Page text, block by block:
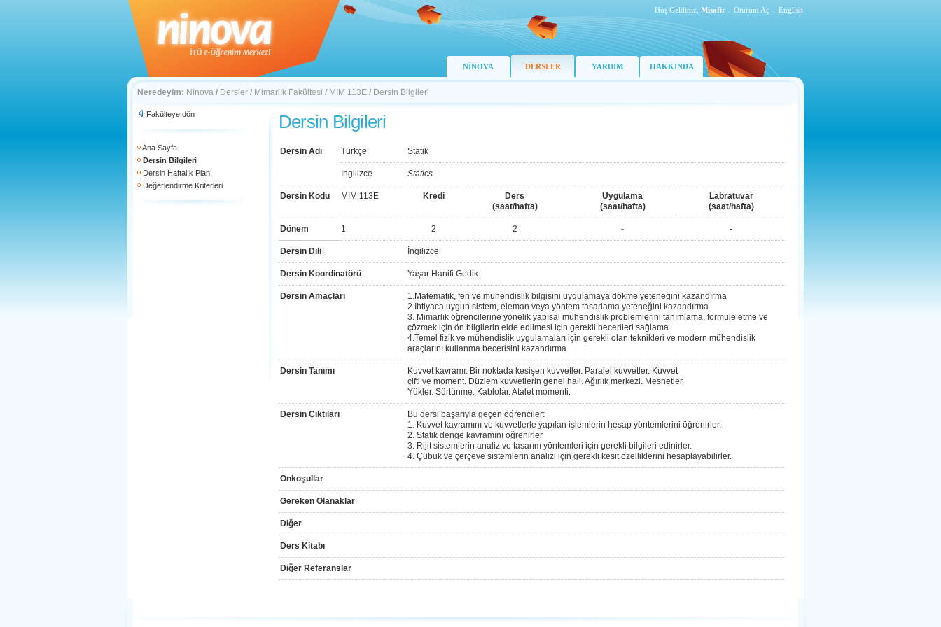
Hoş Geldiniz, Misafir Oturum Aç English
NİNOVA DERSLER YARDIM HAKKINDA
Neredeyim: Ninova / Dersler / Mimarlık Fakültesi / MIM 113E / Dersin Bilgileri
Fakülteye dön
Ana Sayfa
Dersin Bilgileri
Dersin Haftalık Planı
Değerlendirme Kriterleri
Dersin Bilgileri
Dersin Adı Türkçe Statik
İngilizce Statics
Dersin Kodu MIM 113E Kredi
Ders
(saat/hafta)
Uygulama
(saat/hafta)
Labratuvar
(saat/hafta)
Dönem 1 2 2 - -
Dersin Dili İngilizce
Dersin Koordinatörü Yaşar Hanifi Gedik
Dersin Amaçları
1.Matematik, fen ve mühendislik bilgisini uygulamaya dökme yeteneğini kazandırma
2.İhtiyaca uygun sistem, eleman veya yöntem tasarlama yeteneğini kazandırma
3. Mimarlık öğrencilerine yönelik yapısal mühendislik problemlerini tanımlama, formüle etme ve
çözmek için ön bilgilerin elde edilmesi için gerekli becerileri sağlama.
4.Temel fizik ve mühendislik uygulamaları için gerekli olan teknikleri ve modern mühendislik
araçlarını kullanma becerisini kazandırma
Dersin Tanımı
Kuvvet kavramı. Bir noktada kesişen kuvvetler. Paralel kuvvetler. Kuvvet
çifti ve moment. Düzlem kuvvetlerin genel hali. Ağırlık merkezi. Mesnetler.
Yükler. Sürtünme. Kablolar. Atalet momenti.
Dersin Çıktıları
Bu dersi başarıyla geçen öğrenciler:
1. Kuvvet kavramını ve kuvvetlerle yapılan işlemlerin hesap yöntemlerini öğrenirler.
2. Statik denge kavramını öğrenirler
3. Rijit sistemlerin analiz ve tasarım yöntemleri için gerekli bilgileri edinirler.
4. Çubuk ve çerçeve sistemlerin analizi için gerekli kesit özelliklerini hesaplayabilirler.
Önkoşullar
Gereken Olanaklar
Diğer
Ders Kitabı
Diğer Referanslar